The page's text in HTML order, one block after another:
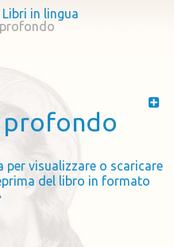
Libri in lingua
profondo
per visualizzare o scaricare
del libro in formato